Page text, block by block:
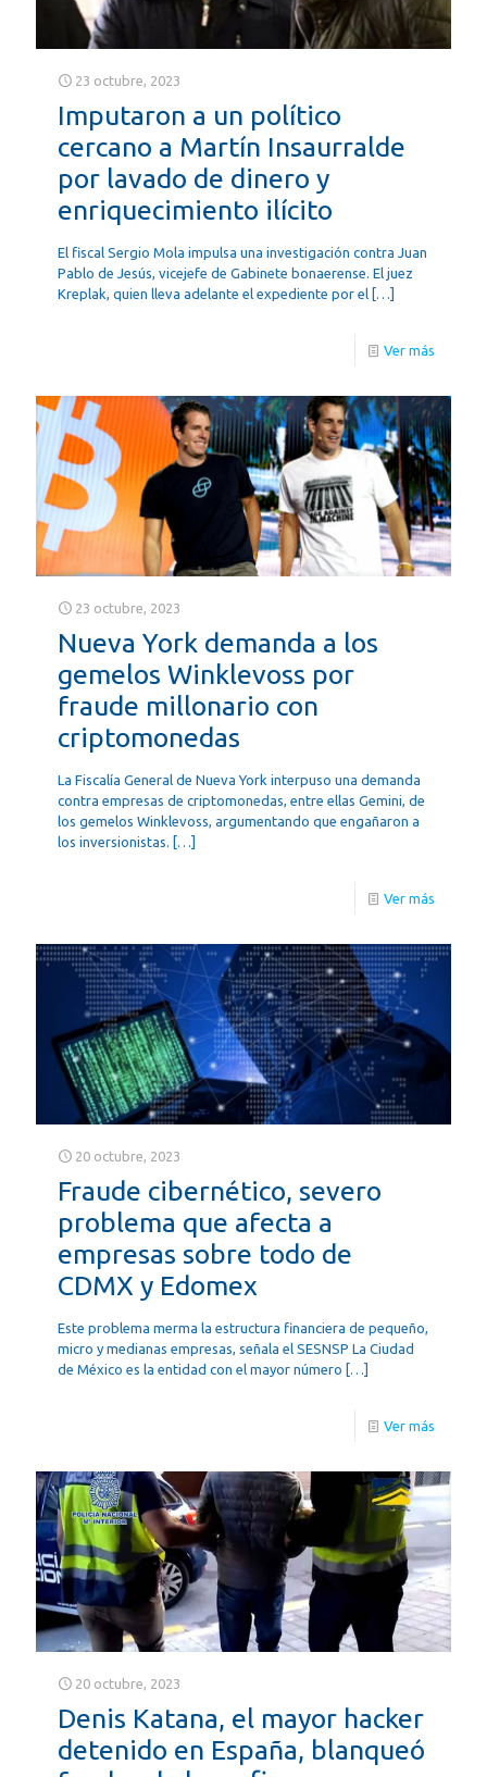
23 octubre, 2023
Imputaron a un político
cercano a Martín Insaurralde
por lavado de dinero y
enriquecimiento ilícito
El fiscal Sergio Mola impulsa una investigación contra Juan
Pablo de Jesús, vicejefe de Gabinete bonaerense. El juez
Kreplak, quien lleva adelante el expediente por el […]
Ver más
23 octubre, 2023
Nueva York demanda a los
gemelos Winklevoss por
fraude millonario con
criptomonedas
La Fiscalía General de Nueva York interpuso una demanda
contra empresas de criptomonedas, entre ellas Gemini, de
los gemelos Winklevoss, argumentando que engañaron a
los inversionistas. […]
Ver más
20 octubre, 2023
Fraude cibernético, severo
problema que afecta a
empresas sobre todo de
CDMX y Edomex
Este problema merma la estructura financiera de pequeño,
micro y medianas empresas, señala el SESNSP La Ciudad
de México es la entidad con el mayor número […]
Ver más
20 octubre, 2023
Denis Katana, el mayor hacker
detenido en España, blanqueó